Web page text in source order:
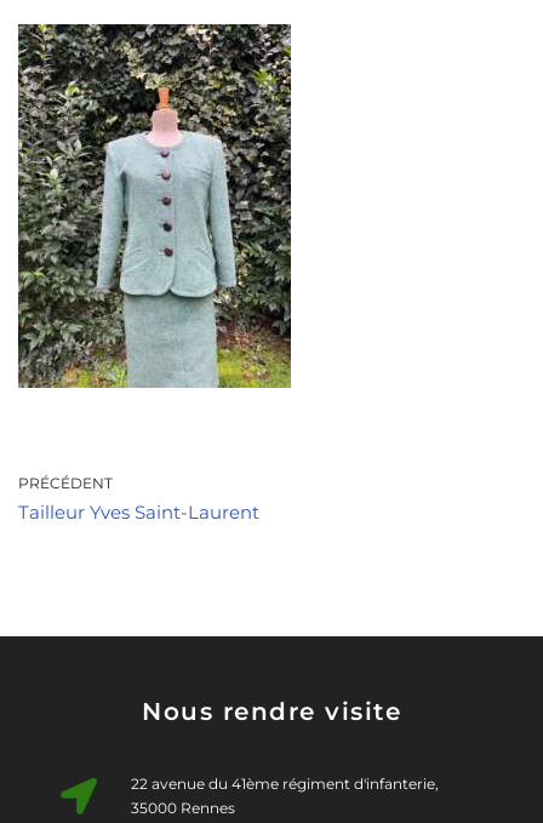
PRÉCÉDENT
Tailleur Yves Saint-Laurent
Nous rendre visite
22 avenue du 41ème régiment d'infanterie,
35000 Rennes